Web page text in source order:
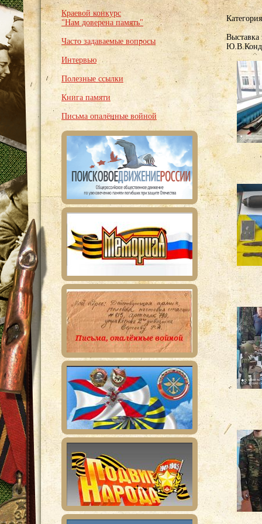
Краевой конкурс
"Нам доверена память"
Часто задаваемые вопросы
Интервью
Полезные ссылки
Книга памяти
Письма опалённые войной